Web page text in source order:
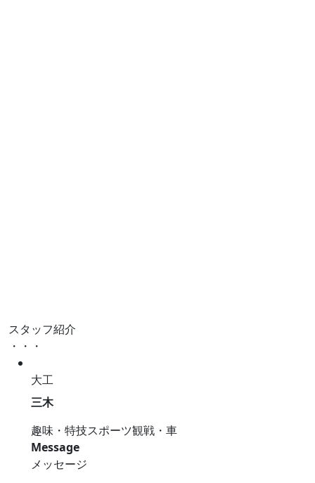
スタッフ紹介
・・・
大工
三木
趣味・特技スポーツ観戦・車
Message
メッセージ